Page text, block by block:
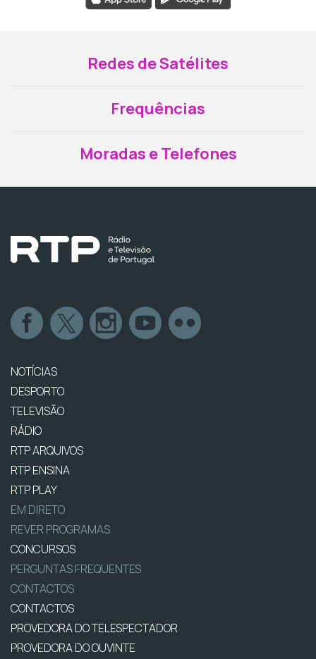
Redes de Satélites
Frequências
Moradas e Telefones
NOTÍCIAS
DESPORTO
TELEVISÃO
RÁDIO
RTP ARQUIVOS
RTP ENSINA
RTP PLAY
EM DIRETO
REVER PROGRAMAS
CONCURSOS
PERGUNTAS FREQUENTES
CONTACTOS
CONTACTOS
PROVEDORA DO TELESPECTADOR
PROVEDORA DO OUVINTE